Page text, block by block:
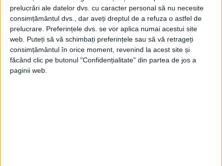
prelucrări ale datelor dvs. cu caracter personal să nu necesite
consimțământul dvs., dar aveți dreptul de a refuza o astfel de
prelucrare. Preferințele dvs. se vor aplica numai acestui site
web. Puteți să vă schimbați preferințele sau să vă retrageți
consimțământul în orice moment, revenind la acest site și
făcând clic pe butonul "Confidențialitate" din partea de jos a
paginii web.
ARTICOLE ONLINE
Romanii au fost pionerii timpurii ai reciclării! Practica
ingenioasă prin care au protejat mediul
Un studiu care utilizează impuritățile de aur din monedele de
argint și poluarea cu plumb din...